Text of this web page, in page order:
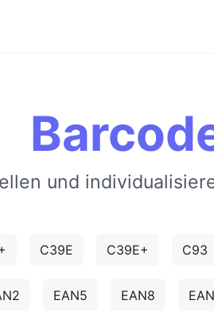
und
C39E C39E+ C93
EAN5 EAN8